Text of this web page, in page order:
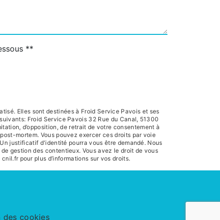
**
Elles sont destinées à Froid Service Pavois et ses
Froid Service Pavois 32 Rue du Canal, 51300
d’opposition, de retrait de votre consentement à
mortem. Vous pouvez exercer ces droits par voie
justificatif d'identité pourra vous être demandé. Nous
gestion des contentieux. Vous avez le droit de vous
pour plus d’informations sur vos droits.
des cookies